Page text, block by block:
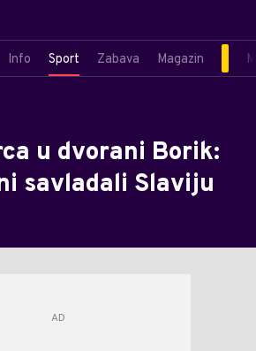
Info Sport Zabava Magazin
u dvorani Borik:
savladali Slaviju